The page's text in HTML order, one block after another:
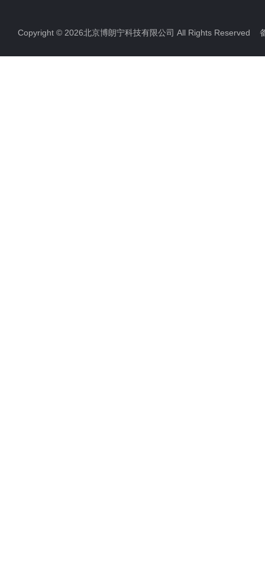
Copyright © 2026北京博朗宁科技有限公司 All Rights Reserved